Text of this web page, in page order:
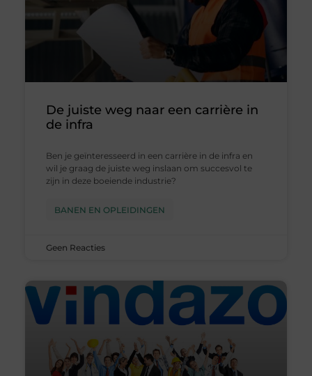
De juiste weg naar een carrière in
de infra
Ben je geïnteresseerd in een carrière in de infra en
wil je graag de juiste weg inslaan om succesvol te
zijn in deze boeiende industrie?
BANEN EN OPLEIDINGEN
Geen Reacties